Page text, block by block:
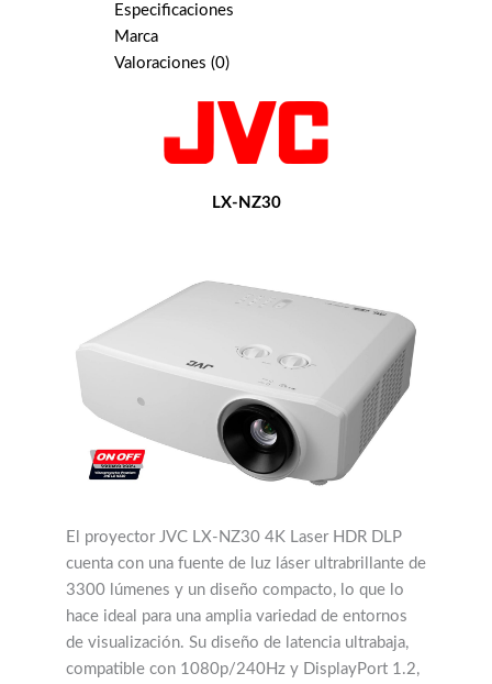
Especificaciones
Marca
Valoraciones (0)
LX-NZ30
El proyector JVC LX-NZ30 4K Laser HDR DLP
cuenta con una fuente de luz láser ultrabrillante de
3300 lúmenes y un diseño compacto, lo que lo
hace ideal para una amplia variedad de entornos
de visualización. Su diseño de latencia ultrabaja,
compatible con 1080p/240Hz y DisplayPort 1.2,